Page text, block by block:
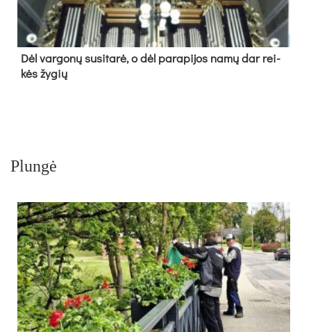
Dėl var­go­nų su­si­ta­rė, o dėl pa­ra­pi­jos na­mų dar rei­
kės žy­gių
Plungė